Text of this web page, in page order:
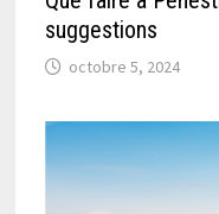
suggestions
octobre 5, 2024